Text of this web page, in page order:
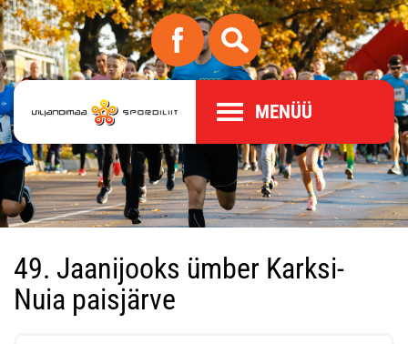
MENÜÜ
49. Jaanijooks ümber Karksi-
Nuia paisjärve